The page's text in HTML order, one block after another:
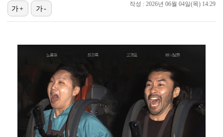
박지민 아나운서 "발리까지 갔는데…'피의 게임2' 출연…
에스파 고척돔 공연에 반가운 얼굴…아이들 미연·트와이스…
작성 : 2026년 06월 04일(목) 14:29
가+ 가-